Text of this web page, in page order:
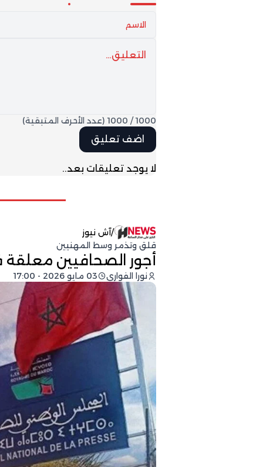
1000
/
1000 (عدد الأحرف المتبقية)
لا يوجد تعليقات بعد..
/آش نيوز
قلق وتذمر وسط المهنيين
أجور الصحافيين معلقة
نورا الفواري 03 مايو 2026 - 17:00